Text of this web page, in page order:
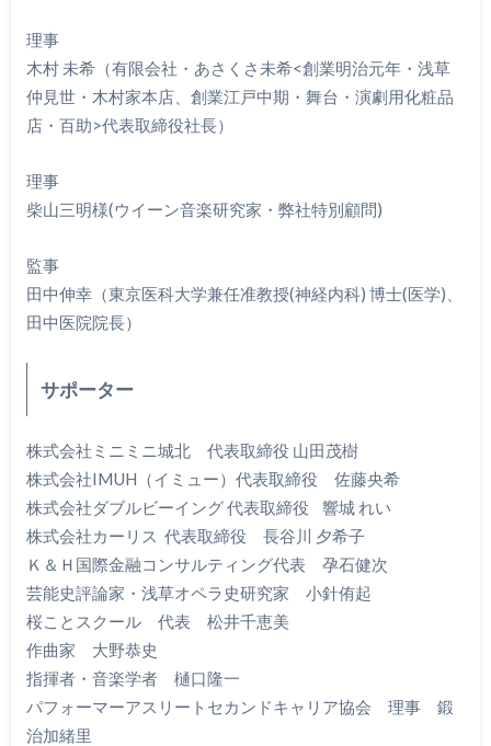
理事
木村 未希（有限会社・あさくさ未希<創業明治元年・浅草
仲見世・木村家本店、創業江戸中期・舞台・演劇用化粧品
店・百助>代表取締役社長）
理事
柴山三明様(ウイーン音楽研究家・弊社特別顧問)
監事
田中伸幸（東京医科大学兼任准教授(神経内科) 博士(医学)、
田中医院院長）
サポーター
株式会社ミニミニ城北 代表取締役 山田茂樹
株式会社IMUH（イミュー）代表取締役 佐藤央希
株式会社ダブルビーイング 代表取締役 響城 れい
株式会社カーリス 代表取締役 長谷川 夕希子
Ｋ＆Ｈ国際金融コンサルティング代表 孕石健次
芸能史評論家・浅草オペラ史研究家 小針侑起
桜ことスクール 代表 松井千恵美
作曲家 大野恭史
指揮者・音楽学者 樋口隆一
パフォーマーアスリートセカンドキャリア協会 理事 鍛
治加緒里